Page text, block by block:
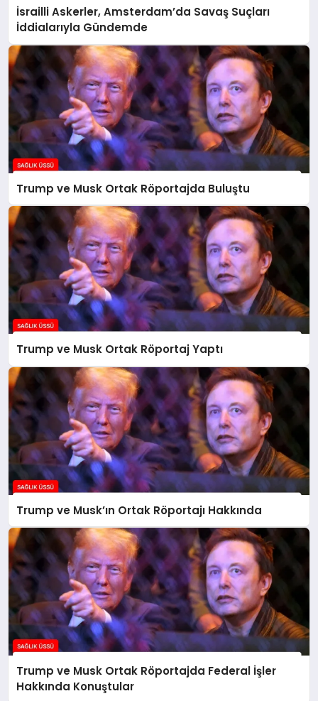
İsrailli Askerler, Amsterdam’da Savaş Suçları
İddialarıyla Gündemde
Trump ve Musk Ortak Röportajda Buluştu
Trump ve Musk Ortak Röportaj Yaptı
Trump ve Musk’ın Ortak Röportajı Hakkında
Trump ve Musk Ortak Röportajda Federal İşler
Hakkında Konuştular